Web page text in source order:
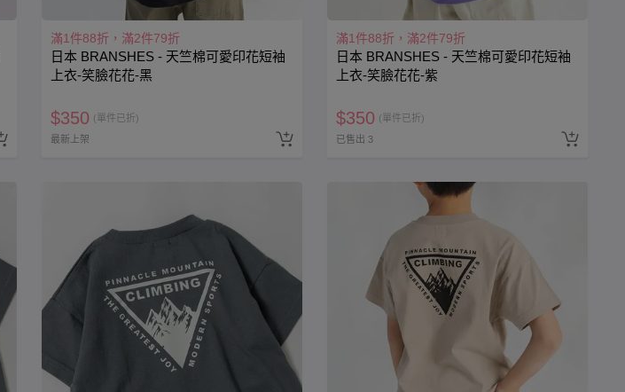
滿1件88折，滿2件79折
日本 BRANSHES - 天竺棉可愛印花短袖
上衣-笑臉花花-黑
$350 (單件已折)
最新上架
滿1件88折，滿2件79折
日本 BRANSHES - 天竺棉可愛印花短袖
上衣-笑臉花花-紫
$350 (單件已折)
已售出 3